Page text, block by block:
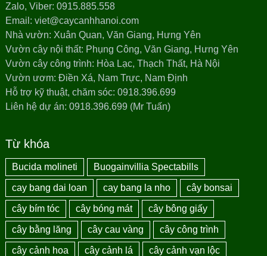
Zalo, Viber: 0915.885.558
Email: viet@caycanhhanoi.com
Nhà vườn: Xuân Quan, Văn Giang, Hưng Yên
Vườn cây nội thất: Phụng Công, Văn Giang, Hưng Yên
Vườn cây công trình: Hòa Lạc, Thạch Thất, Hà Nội
Vườn ươm: Điền Xá, Nam Trực, Nam Định
Hỗ trợ kỹ thuật, chăm sóc: 0918.396.699
Liên hệ dự án: 0918.396.699 (Mr Tuấn)
Từ khóa
Bucida molineti Buogainvillia Spectabills
cay bang dai loan cay bang la nho cây bonsai
cây bím tóc cây bóng mát cây bông giấy
cây bằng lăng cây cau vàng cây công trình
cây cảnh hoa cây cảnh lá cây cảnh vạn lộc